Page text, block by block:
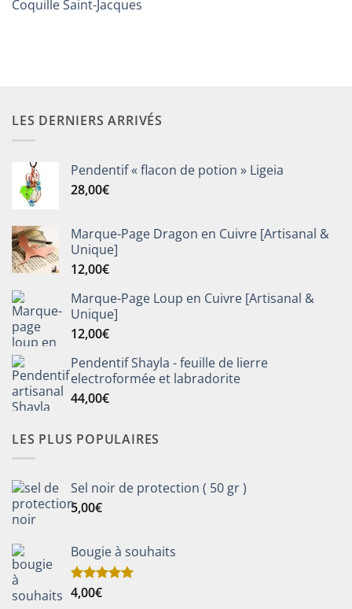
Coquille Saint-Jacques
LES DERNIERS ARRIVÉS
Pendentif « flacon de potion » Ligeia
28,00€
Marque-Page Dragon en Cuivre [Artisanal &
Unique]
12,00€
Marque-Page Loup en Cuivre [Artisanal &
Unique]
12,00€
Pendentif Shayla - feuille de lierre
electroformée et labradorite
44,00€
LES PLUS POPULAIRES
Sel noir de protection ( 50 gr )
5,00€
Bougie à souhaits
Note5.00
4,00€